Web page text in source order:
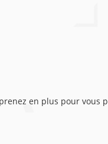
en plus pour vous